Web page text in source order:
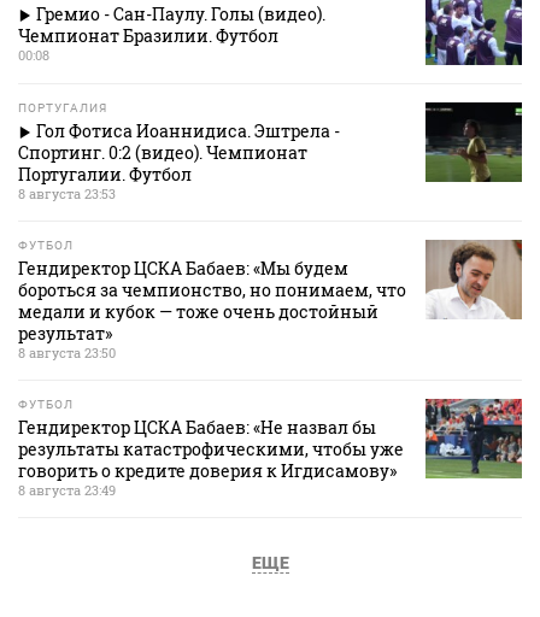
Гремио - Сан-Паулу. Голы (видео).
Чемпионат Бразилии. Футбол
00:08
ПОРТУГАЛИЯ
Гол Фотиса Иоаннидиса. Эштрела -
Спортинг. 0:2 (видео). Чемпионат
Португалии. Футбол
8 августа 23:53
ФУТБОЛ
Гендиректор ЦСКА Бабаев: «Мы будем
бороться за чемпионство, но понимаем, что
медали и кубок — тоже очень достойный
результат»
8 августа 23:50
ФУТБОЛ
Гендиректор ЦСКА Бабаев: «Не назвал бы
результаты катастрофическими, чтобы уже
говорить о кредите доверия к Игдисамову»
8 августа 23:49
ЕЩЕ